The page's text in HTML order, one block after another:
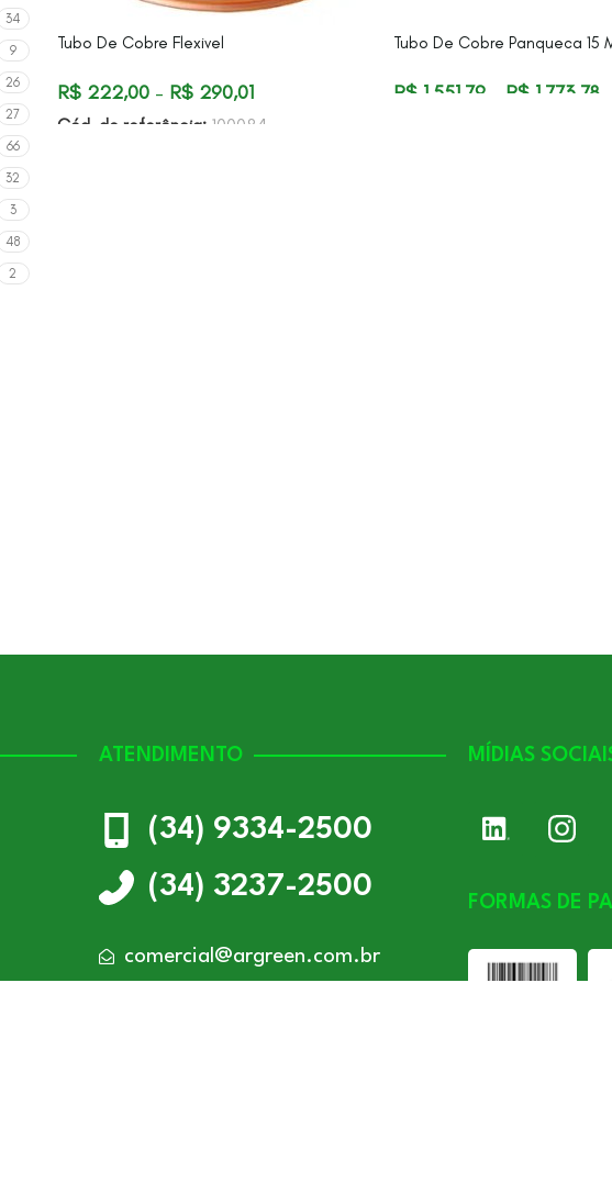
34
9
26
27
66
32
3
48
2
Tubo De Cobre Flexivel
R$222,00 – R$290,01
Cód. de referência: 100084
Tubo De Cobre Panqueca 15
R$ 1.551,79 R$ 1.773,78
ATENDIMENTO
(34) 9334-2500
(34) 3237-2500
comercial@argreen.com.br
MÍDIAS
FORMAS DE